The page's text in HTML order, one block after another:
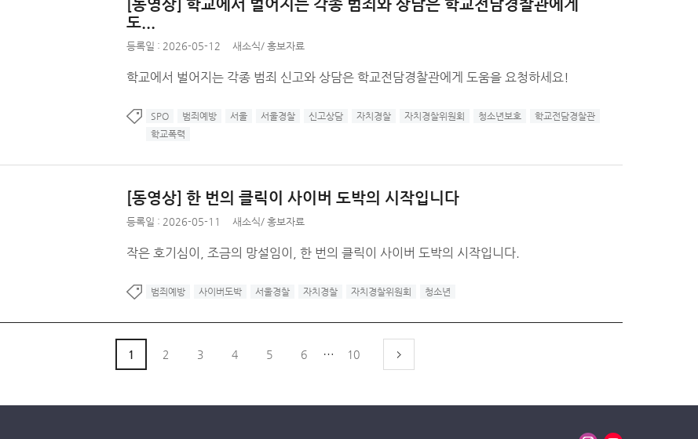
[동영상] 학교에서 벌어지는 각종 범죄와 상담은 학교전담경찰관에게
도...
등록일 : 2026-05-12 새소식/ 홍보자료
학교에서 벌어지는 각종 범죄 신고와 상담은 학교전담경찰관에게 도움을 요청하세요!
SPO 범죄예방 서울 서울경찰 신고상담 자치경찰 자치경찰위원회 청소년보호
학교전담경찰관
학교폭력
[동영상] 한 번의 클릭이 사이버 도박의 시작입니다
등록일 : 2026-05-11 새소식/ 홍보자료
작은 호기심이, 조금의 망설임이, 한 번의 클릭이 사이버 도박의 시작입니다.
범죄예방 사이버도박 서울경찰 자치경찰 자치경찰위원회 청소년
1 2 3 4 5 6 … 10